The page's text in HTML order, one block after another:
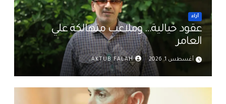
أراء
عقود خيالية… وملاعب متهالكة علي
العامر
أغسطس 1, 2026 AKTUB FALAH